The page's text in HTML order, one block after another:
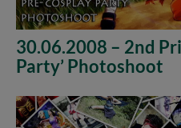
30.06.2008 – 2nd
Party’ Photoshoot